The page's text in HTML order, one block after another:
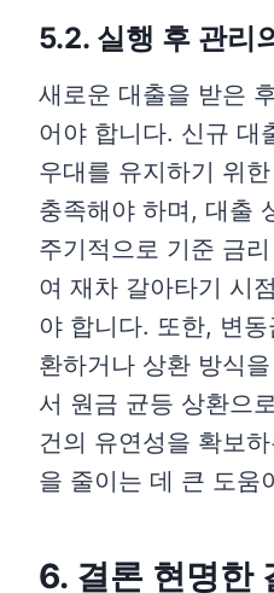
5.2. 실행 후 관리
새로운 대출을 받은
어야 합니다. 신규 대
우대를 유지하기 위
충족해야 하며, 대출
주기적으로 기준 금
여 재차 갈아타기 시
야 합니다. 또한, 변
환하거나 상환 방식
서 원금 균등 상환으
건의 유연성을 확보
을 줄이는 데 큰 도움
6. 결론 현명한